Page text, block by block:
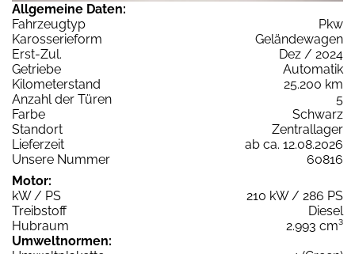
Allgemeine Daten:
Fahrzeugtyp
Pkw
Karosserieform
Geländewagen
Erst-Zul.
Dez / 2024
Getriebe
Automatik
Kilometerstand
25.200 km
Anzahl der Türen
5
Farbe
Schwarz
Standort
Zentrallager
Lieferzeit
ab ca. 12.08.2026
Unsere Nummer
60816
Motor:
kW / PS
210 kW / 286 PS
Treibstoff
Diesel
Hubraum
2.993 cm³
Umweltnormen: